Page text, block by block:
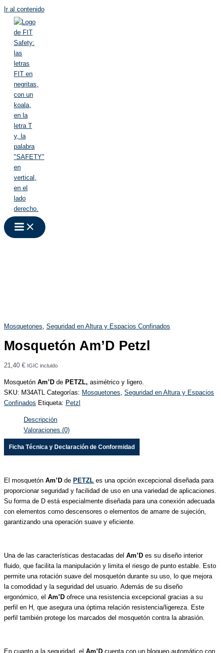
Ir al contenido
Mosquetones, Seguridad en Altura y Espacios Confinados
Mosquetón Am’D Petzl
21,40 € IGIC incluido
Mosquetón Am’D de PETZL, asimétrico y ligero.
SKU: M34ATL Categorías: Mosquetones, Seguridad en Altura y Espacios
Confinados Etiqueta: Petzl
Descripción
Valoraciones (0)
Ficha Técnica y Declaración de Conformidad
El mosquetón Am’D de PETZL es una opción excepcional diseñada para
proporcionar seguridad y facilidad de uso en una variedad de aplicaciones.
Su forma de D está especialmente diseñada para una conexión adecuada
con elementos como descensores o elementos de amarre de sujeción,
garantizando una operación suave y eficiente.
Una de las características destacadas del Am’D es su diseño interior
fluido, que facilita la manipulación y limita el riesgo de punto estable. Esto
permite una rotación suave del mosquetón durante su uso, lo que mejora
la comodidad y la seguridad del usuario. Además de su diseño
ergonómico, el Am’D ofrece una resistencia excepcional gracias a su
perfil en H, que asegura una óptima relación resistencia/ligereza. Este
perfil también protege los marcados del mosquetón contra la abrasión.
En cuanto a la seguridad, el Am’D cuenta con un bloqueo automático con